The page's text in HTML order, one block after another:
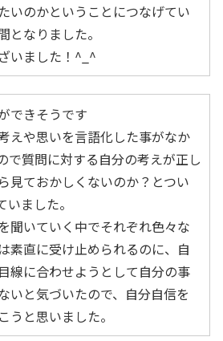
いのかということにつなげてい
となりました。
いました！^_^
できそうです
えや思いを言語化した事がなか
で質問に対する自分の考えが正し
見ておかしくないのか？とつい
ました。
聞いていく中でそれぞれ色々な
素直に受け止められるのに、自
線に合わせようとして自分の事
いと気づいたので、自分自信を
うと思いました。